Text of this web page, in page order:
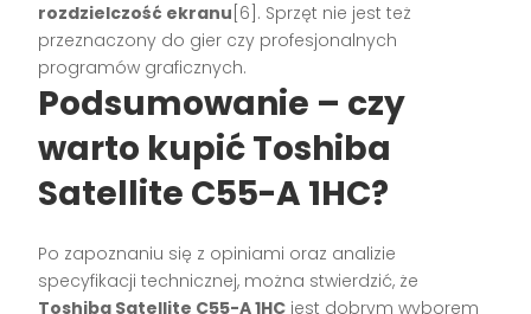
rozdzielczość ekranu [6]. Sprzęt nie jest też
przeznaczony do gier czy profesjonalnych
programów graficznych.
Podsumowanie – czy
warto kupić Toshiba
Satellite C55-A 1HC?
Po zapoznaniu się z opiniami oraz analizie
specyfikacji technicznej, można stwierdzić, że
Toshiba Satellite C55-A 1HC jest dobrym wyborem